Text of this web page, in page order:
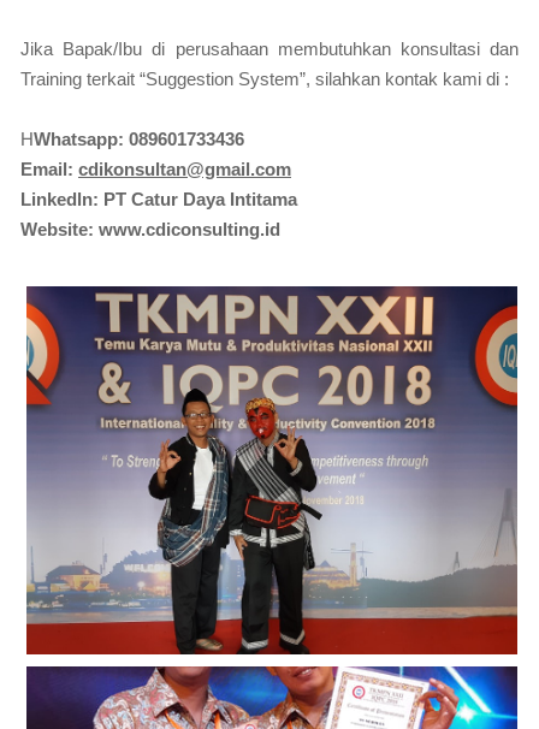
Jika Bapak/Ibu di perusahaan membutuhkan konsultasi dan
Training terkait “Suggestion System”, silahkan kontak kami di :
HWhatsapp: 089601733436
Email: cdikonsultan@gmail.com
Linkedln: PT Catur Daya Intitama
Website: www.cdiconsulting.id